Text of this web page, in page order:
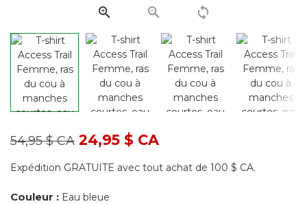
Prix réduit de
54,95 $ CAà24,95 $ CA
Expédition GRATUITE avec tout achat de 100 $ CA.
Couleur : Eau bleue